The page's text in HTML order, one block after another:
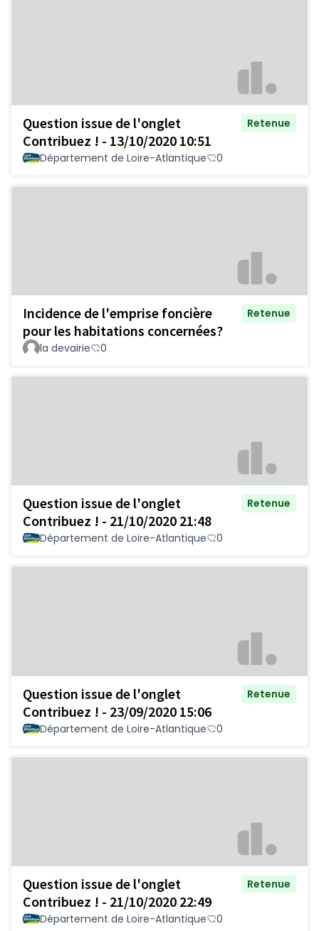
Question issue de l'onglet
Contribuez ! - 13/10/2020 10:51
Retenue
Département de Loire-Atlantique 0
Incidence de l'emprise foncière
pour les habitations concernées?
Retenue
la devairie 0
Question issue de l'onglet
Contribuez ! - 21/10/2020 21:48
Retenue
Département de Loire-Atlantique 0
Question issue de l'onglet
Contribuez ! - 23/09/2020 15:06
Retenue
Département de Loire-Atlantique 0
Question issue de l'onglet
Contribuez ! - 21/10/2020 22:49
Retenue
Département de Loire-Atlantique 0